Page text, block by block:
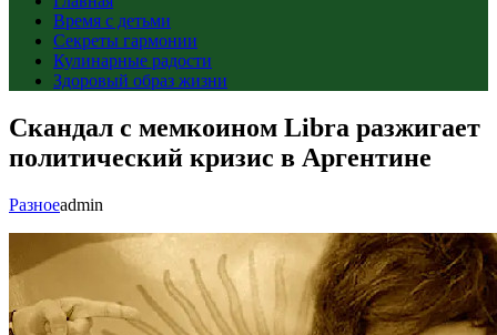
Время с детьми
Секреты гармонии
Кулинарные радости
Здоровый образ жизни
Скандал с мемкоином Libra разжигает
политический кризис в Аргентине
Разноеadmin